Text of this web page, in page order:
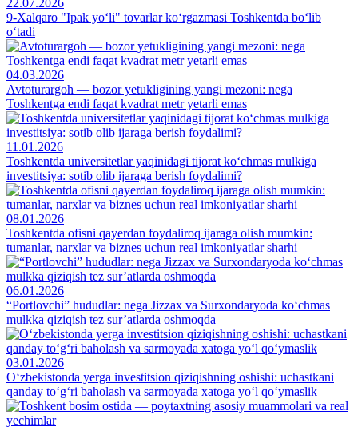
22.07.2026
9-Xalqaro "Ipak yo‘li" tovarlar ko‘rgazmasi Toshkentda bo‘lib
o‘tadi
04.03.2026
Avtoturargoh — bozor yetukligining yangi mezoni: nega
Toshkentga endi faqat kvadrat metr yetarli emas
11.01.2026
Toshkentda universitetlar yaqinidagi tijorat ko‘chmas mulkiga
investitsiya: sotib olib ijaraga berish foydalimi?
08.01.2026
Toshkentda ofisni qayerdan foydaliroq ijaraga olish mumkin:
tumanlar, narxlar va biznes uchun real imkoniyatlar sharhi
06.01.2026
“Portlovchi” hududlar: nega Jizzax va Surxondaryoda ko‘chmas
mulkka qiziqish tez sur’atlarda oshmoqda
03.01.2026
O‘zbekistonda yerga investitsion qiziqishning oshishi: uchastkani
qanday to‘g‘ri baholash va sarmoyada xatoga yo‘l qo‘ymaslik